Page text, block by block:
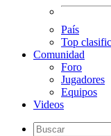
País
Top
Comunidad
Foro
Jugadores
Equipos
Videos